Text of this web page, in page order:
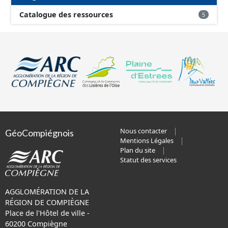
Catalogue des ressources 5
GéoCompiégnois
AGGLOMÉRATION DE LA
RÉGION DE COMPIÈGNE
Place de l'Hôtel de ville -
60200 Compiègne
Nous contacter
Mentions Légales
Plan du site
Statut des services